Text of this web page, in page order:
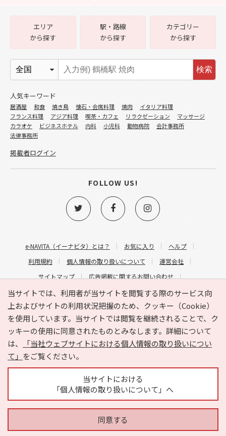
当サイトでは、利用者が当サイトを閲覧する際のサービス向
上およびサイトの利用状況把握のため、クッキー（Cookie）
を使用しています。当サイトでは閲覧を継続されることで、ク
ッキーの使用に同意されたものとみなします。詳細について
は、
「当社ウェブサイトにおける個人情報の取り扱いについ
て」 をご覧ください。
当サイトにおける
「個人情報の取り扱いについて」へ
同意する
e-NAVITA（イーナビタ）とは？ お気に入り
ヘルプ
利用規約
個人情報の取り扱いについて
運営会社
サイトマップ
広告掲載に関するお問い合わせ
サイトの内容に関するお問い合わせ
エリア
から探す
駅・路線
から探す
カテゴリー
から探す
検索
人気キーワード
居酒屋 和食 焼き鳥 懐石・会席料理 焼肉
イタリア料理
フランス料理
アジア料理 喫茶・カフェ リラクゼーション
マッサージ
カラオケ
ビジネスホテル 内科 小児科 動物病院
会計事務所
法律事務所
掲載者ログイン
FOLLOW US!
Copyright © HYOJITO.Co.,Ltd. All Rights Reserved.